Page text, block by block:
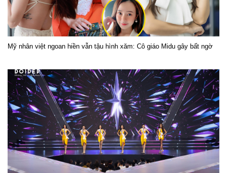
Mỹ nhân việt ngoan hiền vẫn tậu hình xăm: Cô giáo Midu gây bất ngờ